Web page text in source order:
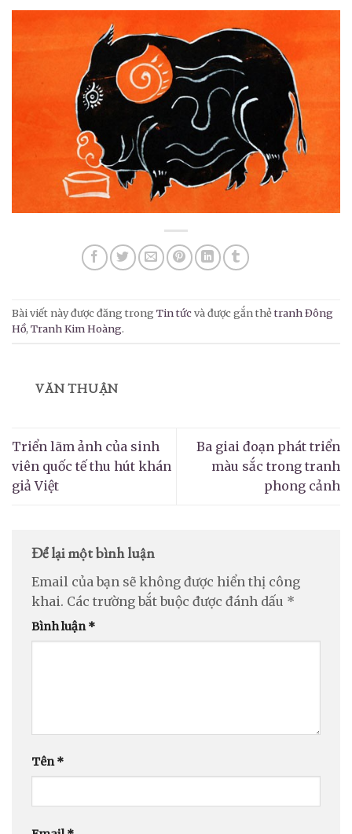
Bài viết này được đăng trong Tin tứcvà được gắn thẻtranh Đông
Hồ, Tranh Kim Hoàng.
VĂN THUẬN
Triển lãm ảnh của sinh
viên quốc tế thu hút khán
giả Việt
Ba giai đoạn phát triển
màu sắc trong tranh
phong cảnh
Để lại một bình luận
Email của bạn sẽ không được hiển thị công
khai. Các trường bắt buộc được đánh dấu *
Bình luận*
Tên*